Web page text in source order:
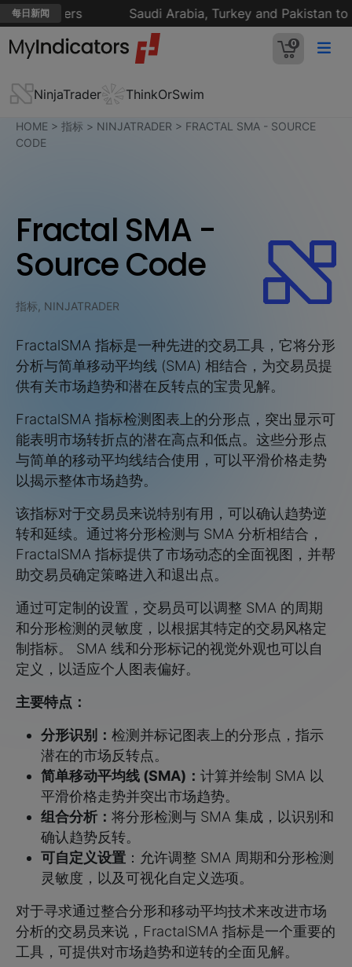
每日新闻
- Reuters Saudi Arabia, Turkey and Pakistan to
0
NinjaTrader ThinkOrSwim
HOME > 指标 > NINJATRADER > FRACTAL SMA - SOURCE
CODE
Fractal SMA -
Source Code
指标, NINJATRADER
FractalSMA 指标是一种先进的交易工具，它将分形
分析与简单移动平均线 (SMA) 相结合，为交易员提
供有关市场趋势和潜在反转点的宝贵见解。
FractalSMA 指标检测图表上的分形点，突出显示可
能表明市场转折点的潜在高点和低点。这些分形点
与简单的移动平均线结合使用，可以平滑价格走势
以揭示整体市场趋势。
该指标对于交易员来说特别有用，可以确认趋势逆
转和延续。通过将分形检测与 SMA 分析相结合，
FractalSMA 指标提供了市场动态的全面视图，并帮
助交易员确定策略进入和退出点。
通过可定制的设置，交易员可以调整 SMA 的周期
和分形检测的灵敏度，以根据其特定的交易风格定
制指标。 SMA 线和分形标记的视觉外观也可以自
定义，以适应个人图表偏好。
主要特点：
分形识别： 检测并标记图表上的分形点，指示
潜在的市场反转点。
简单移动平均线 (SMA)： 计算并绘制 SMA 以
平滑价格走势并突出市场趋势。
组合分析： 将分形检测与 SMA 集成，以识别和
确认趋势反转。
可自定义设置 ：允许调整 SMA 周期和分形检测
灵敏度，以及可视化自定义选项。
对于寻求通过整合分形和移动平均技术来改进市场
分析的交易员来说，FractalSMA 指标是一个重要的
工具，可提供对市场趋势和逆转的全面见解。